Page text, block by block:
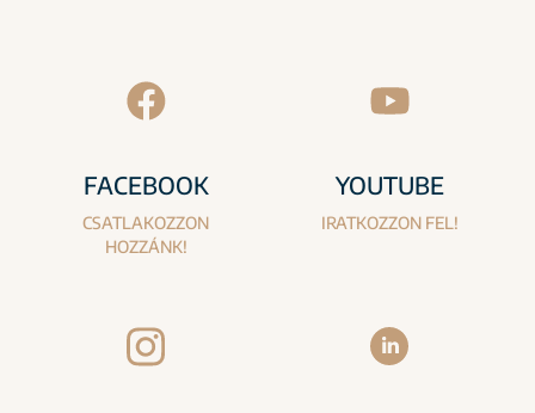
FACEBOOK
CSATLAKOZZON
HOZZÁNK!
YOUTUBE
IRATKOZZON FEL!